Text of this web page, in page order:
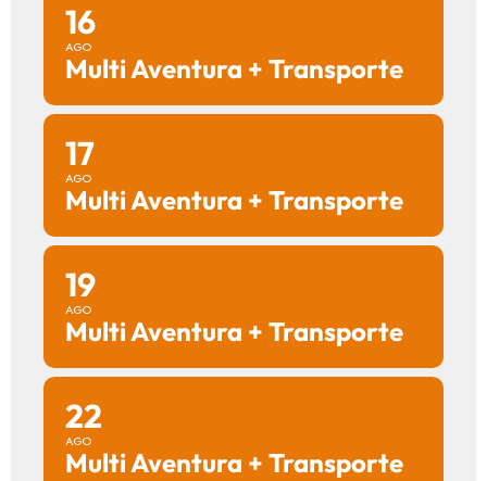
16
AGO
Multi Aventura + Transporte
17
AGO
Multi Aventura + Transporte
19
AGO
Multi Aventura + Transporte
22
AGO
Multi Aventura + Transporte